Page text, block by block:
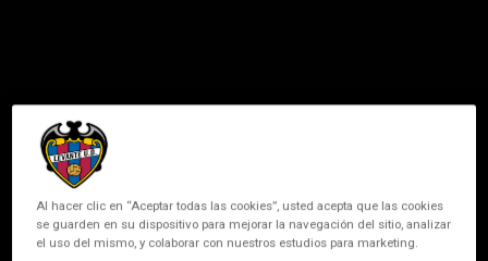
Al hacer clic en “Aceptar todas las cookies”, usted acepta que las cookies
se guarden en su dispositivo para mejorar la navegación del sitio, analizar
el uso del mismo, y colaborar con nuestros estudios para marketing.